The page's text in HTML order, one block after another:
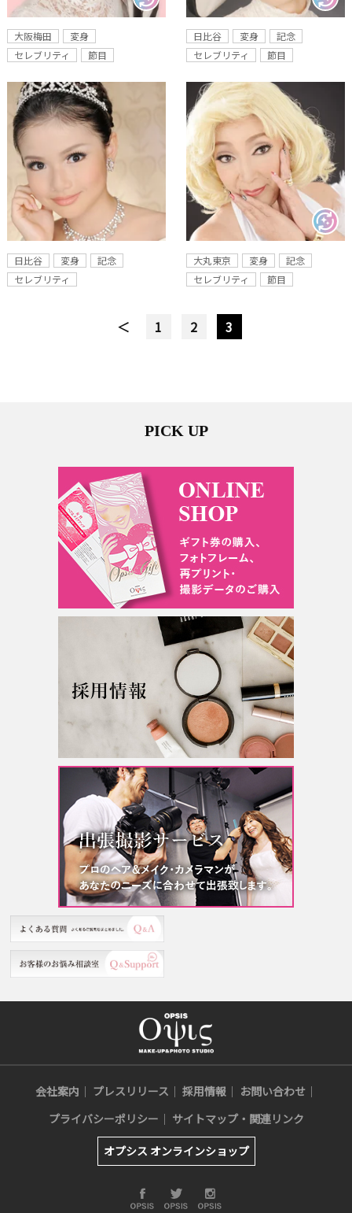
大阪梅田
変身
セレブリティ
節目
日比谷 変身
記念
セレブリティ
節目
日比谷 変身
記念
セレブリティ
大丸東京 変身
記念
セレブリティ
節目
＜ 1 2 3
PICK UP
会社案内 プレスリリース 採用情報
お問い合わせ
プライバシーポリシー
サイトマップ・関連リンク
オプシス オンラインショップ